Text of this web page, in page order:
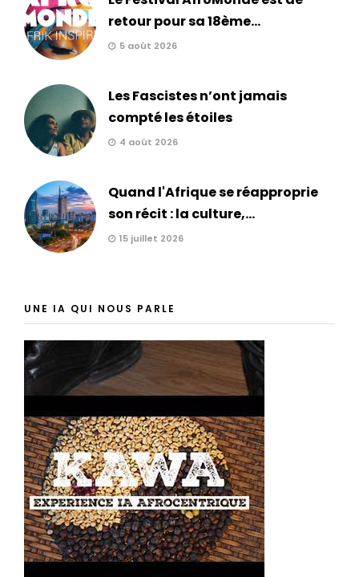
retour pour sa 18ème...
5 août 2026
Les Fascistes n’ont jamais
compté les étoiles
4 août 2026
Quand l'Afrique se réapproprie
son récit : la culture,...
15 juillet 2026
UNE IA QUI NOUS PARLE